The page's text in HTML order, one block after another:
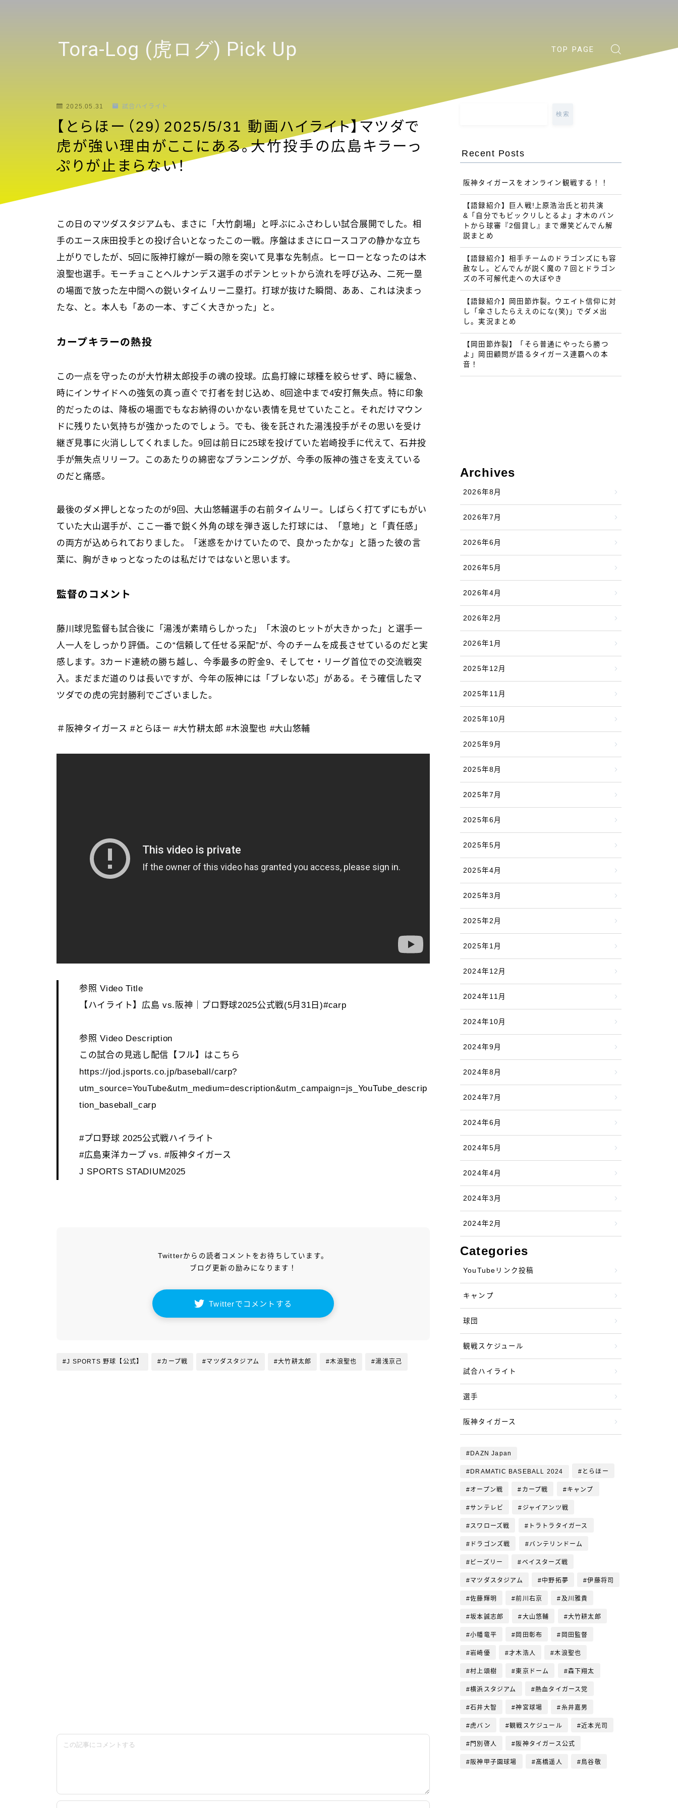
Tora-Log (虎ログ) Pick Up TOP PAGE
2025.05.31 試合ハイライト
【とらほー（29）2025/5/31 動画ハイライト】マツダで
虎が強い理由がここにある。大竹投手の広島キラーっ
ぷりが止まらない！
この日のマツダスタジアムも、まさに「大竹劇場」と呼ぶにふさわしい試合展開でした。相
手のエース床田投手との投げ合いとなったこの一戦。序盤はまさにロースコアの静かな立ち
上がりでしたが、5回に阪神打線が一瞬の隙を突いて見事な先制点。ヒーローとなったのは木
浪聖也選手。モーチョことヘルナンデス選手のポテンヒットから流れを呼び込み、二死一塁
の場面で放った左中間への鋭いタイムリー二塁打。打球が抜けた瞬間、ああ、これは決まっ
たな、と。本人も「あの一本、すごく大きかった」と。
カープキラーの熱投
この一点を守ったのが大竹耕太郎投手の魂の投球。広島打線に球種を絞らせず、時に緩急、
時にインサイドへの強気の真っ直ぐで打者を封じ込め、8回途中まで4安打無失点。特に印象
的だったのは、降板の場面でもなお納得のいかない表情を見せていたこと。それだけマウン
ドに残りたい気持ちが強かったのでしょう。でも、後を託された湯浅投手がその思いを受け
継ぎ見事に火消ししてくれました。9回は前日に25球を投げていた岩崎投手に代えて、石井投
手が無失点リリーフ。このあたりの綿密なプランニングが、今季の阪神の強さを支えている
のだと痛感。
最後のダメ押しとなったのが9回、大山悠輔選手の右前タイムリー。しばらく打てずにもがい
ていた大山選手が、ここ一番で鋭く外角の球を弾き返した打球には、「意地」と「責任感」
の両方が込められておりました。「迷惑をかけていたので、良かったかな」と語った彼の言
葉に、胸がきゅっとなったのは私だけではないと思います。
監督のコメント
藤川球児監督も試合後に「湯浅が素晴らしかった」「木浪のヒットが大きかった」と選手一
人一人をしっかり評価。この“信頼して任せる采配”が、今のチームを成長させているのだと実
感します。3カード連続の勝ち越し、今季最多の貯金9、そしてセ・リーグ首位での交流戦突
入。まだまだ道のりは長いですが、今年の阪神には「ブレない芯」がある。そう確信したマ
ツダでの虎の完封勝利でございました。
＃阪神タイガース #とらほー #大竹耕太郎 #木浪聖也 #大山悠輔
参照 Video Title
【ハイライト】広島 vs.阪神｜プロ野球2025公式戦(5月31日)#carp
参照 Video Description
この試合の見逃し配信【フル】はこちら
https://jod.jsports.co.jp/baseball/carp?
utm_source=YouTube&utm_medium=description&utm_campaign=js_YouTube_descrip
tion_baseball_carp
#プロ野球 2025公式戦ハイライト
#広島東洋カープ vs. #阪神タイガース
J SPORTS STADIUM2025
Twitterからの読者コメントをお待ちしています。
ブログ更新の励みになります！
Twitterでコメントする
#J SPORTS 野球【公式】 #カープ戦 #マツダスタジアム #大竹耕太郎 #木浪聖也 #湯浅京己
検索
Recent Posts
阪神タイガースをオンライン観戦する！！
【語録紹介】巨人戦!上原浩治氏と初共演
&「自分でもビックリしとるよ」才木のバン
トから球審『2個貸し』まで爆笑どんでん解
説まとめ
【語録紹介】相手チームのドラゴンズにも容
赦なし。どんでんが説く魔の７回とドラゴン
ズの不可解代走への大ぼやき
【語録紹介】岡田節炸裂。ウエイト信仰に対
し「傘さしたらええのにな(笑)」でダメ出
し。実況まとめ
【岡田節炸裂】「そら普通にやったら勝つ
よ」岡田顧問が語るタイガース連覇への本
音！
Archives
2026年8月
2026年7月
2026年6月
2026年5月
2026年4月
2026年2月
2026年1月
2025年12月
2025年11月
2025年10月
2025年9月
2025年8月
2025年7月
2025年6月
2025年5月
2025年4月
2025年3月
2025年2月
2025年1月
2024年12月
2024年11月
2024年10月
2024年9月
2024年8月
2024年7月
2024年6月
2024年5月
2024年4月
2024年3月
2024年2月
Categories
YouTubeリンク投稿
キャンプ
球団
観戦スケジュール
試合ハイライト
選手
阪神タイガース
DAZN Japan
DRAMATIC BASEBALL 2024 とらほー
オープン戦 カープ戦 キャンプ
サンテレビ ジャイアンツ戦
スワローズ戦 トラトラタイガース
ドラゴンズ戦 バンテリンドーム
ビーズリー ベイスターズ戦
マツダスタジアム 中野拓夢 伊藤将司
佐藤輝明 前川右京 及川雅貴
坂本誠志郎 大山悠輔 大竹耕太郎
小幡竜平 岡田彰布 岡田監督
岩崎優 才木浩人 木浪聖也
村上頌樹 東京ドーム 森下翔太
横浜スタジアム 熱血タイガース党
石井大智 神宮球場 糸井嘉男
虎バン 観戦スケジュール 近本光司
門別啓人 阪神タイガース公式
阪神甲子園球場 髙橋遥人 鳥谷敬